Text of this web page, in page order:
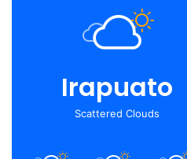
Irapuato
Scattered Clouds